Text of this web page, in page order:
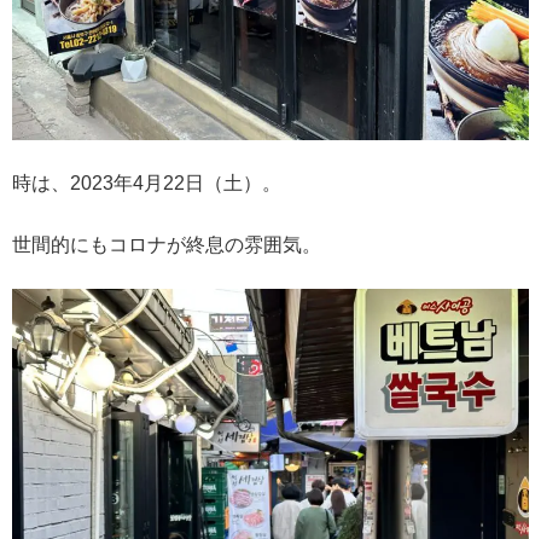
時は、2023年4月22日（土）。
世間的にもコロナが終息の雰囲気。